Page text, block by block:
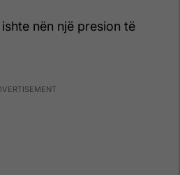
nën një presion të